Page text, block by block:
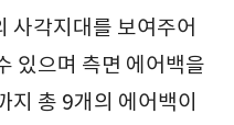
사각지대를 보여주어
있으며 측면 에어백을
지 총 9개의 에어백이